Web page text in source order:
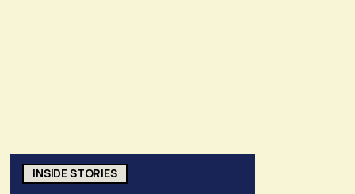
INSIDE STORIES